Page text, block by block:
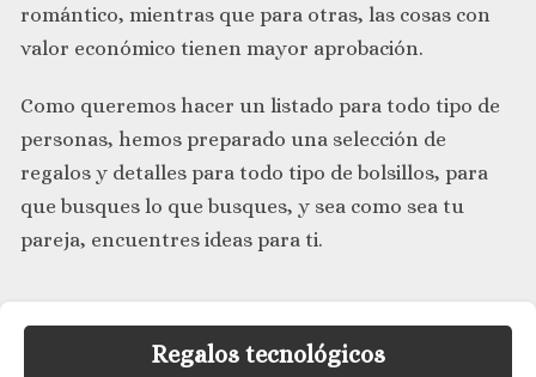
romántico, mientras que para otras, las cosas con
valor económico tienen mayor aprobación.
Como queremos hacer un listado para todo tipo de
personas, hemos preparado una selección de
regalos y detalles para todo tipo de bolsillos, para
que busques lo que busques, y sea como sea tu
pareja, encuentres ideas para ti.
Regalos tecnológicos